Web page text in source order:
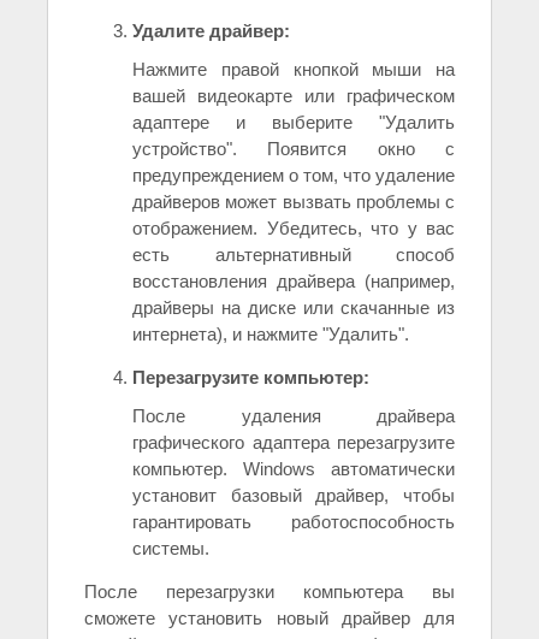
Удалите драйвер:
Нажмите правой кнопкой мыши на
вашей видеокарте или графическом
адаптере и выберите "Удалить
устройство". Появится окно с
предупреждением о том, что удаление
драйверов может вызвать проблемы с
отображением. Убедитесь, что у вас
есть альтернативный способ
восстановления драйвера (например,
драйверы на диске или скачанные из
интернета), и нажмите "Удалить".
Перезагрузите компьютер:
После удаления драйвера
графического адаптера перезагрузите
компьютер. Windows автоматически
установит базовый драйвер, чтобы
гарантировать работоспособность
системы.
После перезагрузки компьютера вы
сможете установить новый драйвер для